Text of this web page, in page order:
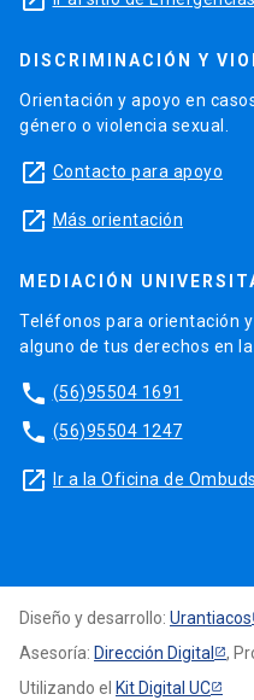
DISCRIMINACIÓN Y
Orientación y apoyo en
género o violencia sexual.
launch Contacto para apoyo
launch Más orientación
MEDIACIÓN
Teléfonos para orientación
alguno de tus derechos en
phone (56)95504 1691
phone (56)95504 1247
launch Ir a la Oficina de
Diseño y desarrollo: Urantiacos
Asesoría: Dirección Digital
,
Utilizando el Kit Digital UC